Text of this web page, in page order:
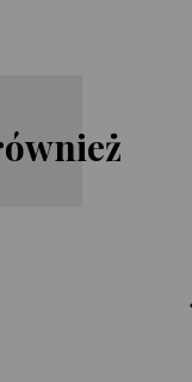
Nicholas